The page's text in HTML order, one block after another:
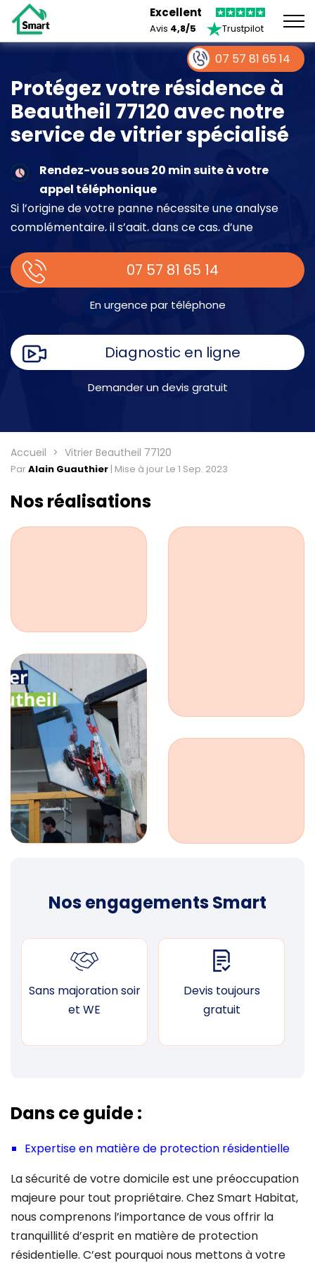
Excellent
Avis 4,8/5 Trustpilot
Protégez votre résidence à
Beautheil 77120 avec notre
service de vitrier spécialisé
Rendez-vous sous 20 min suite à votre
appel téléphonique
Si l’origine de votre panne nécessite une analyse
complémentaire, il s’agit, dans ce cas, d’une
place.
07 57 81 65 14
En urgence par téléphone
Diagnostic en ligne
Demander un devis gratuit
Accueil Vitrier Beautheil 77120
ParAlain Guauthier | Mise à jour Le 1 Sep. 2023
Nos réalisations
Nos engagements Smart
Sans majoration soir
et WE
Devis toujours
gratuit
Dans ce guide :
Expertise en matière de protection résidentielle
La sécurité de votre domicile est une préoccupation
majeure pour tout propriétaire. Chez Smart Habitat,
nous comprenons l’importance de vous offrir la
tranquillité d’esprit en matière de protection
résidentielle. C’est pourquoi nous mettons à votre
07 57 81 65 14